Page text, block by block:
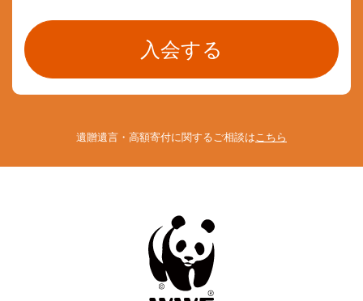
遺贈遺言・高額寄付に関するご相談はこちら